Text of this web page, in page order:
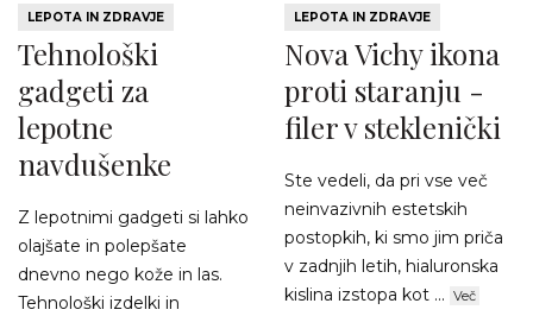
LEPOTA IN ZDRAVJE
Tehnološki
gadgeti za
lepotne
navdušenke
Z lepotnimi gadgeti si lahko
olajšate in polepšate
dnevno nego kože in las.
Tehnološki izdelki in
LEPOTA IN ZDRAVJE
Nova Vichy ikona
proti staranju -
filer v steklenički
Ste vedeli, da pri vse več
neinvazivnih estetskih
postopkih, ki smo jim priča
v zadnjih letih, hialuronska
kislina izstopa kot ... Več